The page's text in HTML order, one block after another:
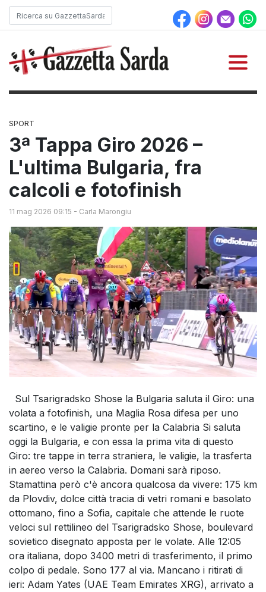
SPORT
3ª Tappa Giro 2026 –
L'ultima Bulgaria, fra
calcoli e fotofinish
11 mag 2026 09:15 - Carla Marongiu
Sul Tsarigradsko Shose la Bulgaria saluta il Giro: una
volata a fotofinish, una Maglia Rosa difesa per uno
scartino, e le valigie pronte per la Calabria Si saluta
oggi la Bulgaria, e con essa la prima vita di questo
Giro: tre tappe in terra straniera, le valigie, la trasferta
in aereo verso la Calabria. Domani sarà riposo.
Stamattina però c'è ancora qualcosa da vivere: 175 km
da Plovdiv, dolce città tracia di vetri romani e basolato
ottomano, fino a Sofia, capitale che attende le ruote
veloci sul rettilineo del Tsarigradsko Shose, boulevard
sovietico disegnato apposta per le volate. Alle 12:05
ora italiana, dopo 3400 metri di trasferimento, il primo
colpo di pedale. Sono 177 al via. Mancano i ritirati di
ieri: Adam Yates (UAE Team Emirates XRG), arrivato a